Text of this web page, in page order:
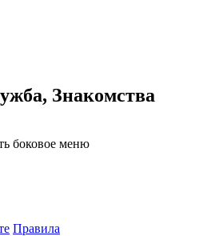
Знакомства
Правила